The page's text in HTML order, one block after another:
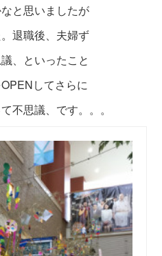
と思いましたが
退職後、夫婦ず
、といったこと
してさらに
不思議、です。。。